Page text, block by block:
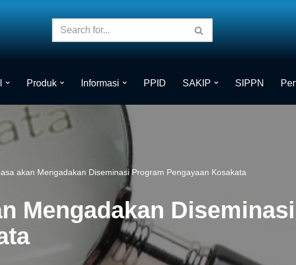
Produk Informasi PPID SAKIP SIPPN
akan Mengadakan Diseminasi Program Pengayaan Kosakata
Mengadakan